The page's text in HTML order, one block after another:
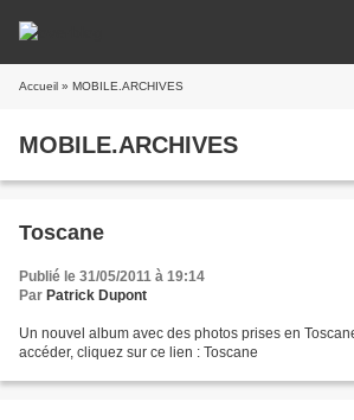
Accueil » MOBILE.ARCHIVES
MOBILE.ARCHIVES
Toscane
Publié le 31/05/2011 à 19:14
Par Patrick Dupont
Un nouvel album avec des photos prises en
accéder, cliquez sur ce lien : Toscane